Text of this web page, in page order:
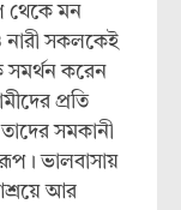
থেকে মন
নারী সকলকেই
সমর্থন করেন
প্রতি
সমকানী
ভালবাসায়
আর